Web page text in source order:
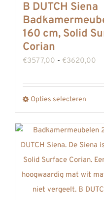
B DUTCH Siena
160 cm, Solid
Corian
€3577,00 - €3620,00
Opties selecteren
heeft
Deze
optie